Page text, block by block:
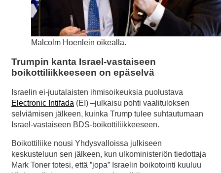
Malcolm Hoenlein oikealla.
Trumpin kanta Israel-vastaiseen
boikottiliikkeeseen on epäselvä
Israelin ei-juutalaisten ihmisoikeuksia puolustava
Electronic Intifada (EI) –julkaisu pohti vaalituloksen
selviämisen jälkeen, kuinka Trump tulee suhtautumaan
Israel-vastaiseen BDS-boikottiliikkeeseen.
Boikottiliike nousi Yhdysvalloissa julkiseen
keskusteluun sen jälkeen, kun ulkoministeriön tiedottaja
Mark Toner totesi, että ”jopa” Israelin boikotointi kuuluu